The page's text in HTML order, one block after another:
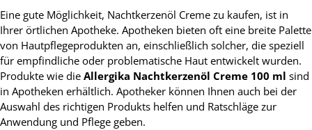
Eine gute Möglichkeit, Nachtkerzenöl Creme zu kaufen, ist in
Ihrer örtlichen Apotheke. Apotheken bieten oft eine breite Palette
von Hautpflegeprodukten an, einschließlich solcher, die speziell
für empfindliche oder problematische Haut entwickelt wurden.
Produkte wie die Allergika Nachtkerzenöl Creme 100 ml sind
in Apotheken erhältlich. Apotheker können Ihnen auch bei der
Auswahl des richtigen Produkts helfen und Ratschläge zur
Anwendung und Pflege geben.